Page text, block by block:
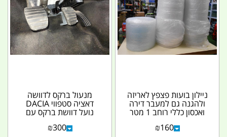
ניילון בועות פצפץ לאריזה
ולהגנה גם למעבר דירה
ואכסון כללי רוחב 1 מטר
אורך 75 מטר...
₪160
מנעול ברקס לדוושה
דאציה סטפווי DACIA
נועל דוושת ברקס עם
₪300